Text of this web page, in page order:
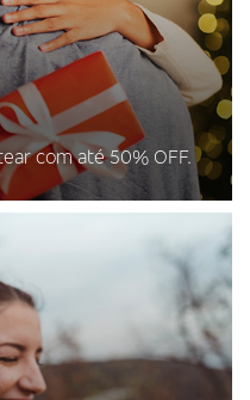
com até 50% OFF.